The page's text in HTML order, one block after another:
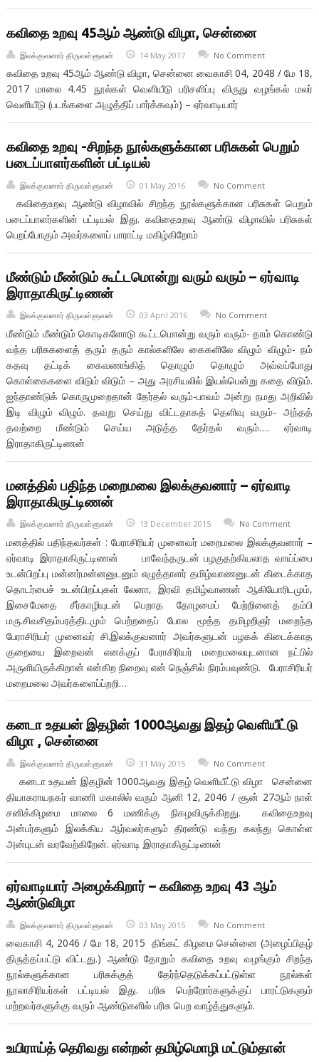
கவிதை உறவு 45ஆம் ஆண்டு விழா, சென்னை
இலக்குவனார் திருவள்ளுவன் 14 May 2017 No Comment
கவிதை உறவு 45ஆம் ஆண்டு விழா, சென்னை வைகாசி 04, 2048 / மே 18,
2017 மாலை 4.45 நூல்கள் வெளியீடு பரிசளிப்பு விருது வழங்கல் மலர்
வெளியீடு (படங்களை அழுத்திப் பார்க்கவும்) – ஏர்வாடியார்
கவிதை உறவு -சிறந்த நூல்களுக்கான பரிசுகள் பெறும்
படைப்பாளர்களின் பட்டியல்
இலக்குவனார் திருவள்ளுவன் 01 May 2016 No Comment
கவிதைஉறவு ஆண்டு விழாவில் சிறந்த நூல்களுக்கான பரிசுகள் பெறும்
படைப்பாளர்களின் பட்டியல் இது. கவிதைஉறவு ஆண்டு விழாவில் பரிசுகள்
பெறப்போகும் அவர்களைப் பாராட்டி மகிழ்கிறோம்
மீண்டும் மீண்டும் கூட்டமொன்று வரும் வரும் – ஏர்வாடி
இராதாகிருட்டிணன்
இலக்குவனார் திருவள்ளுவன் 03 April 2016 No Comment
மீண்டும் மீண்டும் கொடிகளோடு கூட்டமொன்று வரும் வரும்- தாம் கொண்டு
வந்த பரிசுகளைத் தரும் தரும் கால்களிலே கைகளிலே விழும் விழும்- நம்
கதவு தட்டிக் கைவணங்கித் தொழும் தொழும் அவ்வப்போது
கொள்கைகளை விடும் விடும் – அது அரசியலில் இயல்பென்று கதை விடும்.
ஐந்தாண்டுக் கொருமுறைதான் தேர்தல் வரும்-பாவம் அன்று நமது அறிவில்
இடி விழும் விழும். தவறு செய்து விட்டதாகத் தெளிவு வரும்- அந்தத்
தவற்றை மீண்டும் செய்ய அடுத்த தேர்தல் வரும்…. ஏர்வாடி
இராதாகிருட்டிணன்
மனத்தில் பதிந்த மறைமலை இலக்குவனார் – ஏர்வாடி
இராதாகிருட்டிணன்
இலக்குவனார் திருவள்ளுவன் 13 December 2015 No Comment
மனத்தில் பதிந்தவர்கள் : பேராசிரியர் முனைவர் மறைமலை இலக்குவனார் –
ஏர்வாடி இராதாகிருட்டிணன் பாவேந்தருடன் பழகுதற்கியலாத வாய்ப்பை
உடன்பிறப்பு மன்னர்மன்னனுடனும் எழுத்தாளர் தமிழ்வாணனுடன் கிடைக்காத
தொடர்பைச் உடன்பிறப்புகள் லேனா, இரவி தமிழ்வாணன் ஆகியோரிடமும்,
இசைமேதை சீர்காழியுடன் பெறாத தோழமைப் பேற்றினைத் தம்பி
மரு.சிவசிதம்பரத்திடமும் பெற்றதைப் போல மூத்த தமிழறிஞர் மறைந்த
பேராசிரியர் முனைவர் சி.இலக்குவனார் அவர்களுடன் பழகக் கிடைக்காத
குறையை இறைவன் எனக்குப் பேராசிரியர் மறைமலையுடனான நட்பில்
அருளியிருக்கிறான் என்கிற நிறைவு என் நெஞ்சில் நிரம்பவுண்டு. பேராசிரியர்
மறைமலை அவர்களைப்ப்றறி…
கனடா உதயன் இதழின் 1000ஆவது இதழ் வெளியீட்டு
விழா , சென்னை
இலக்குவனார் திருவள்ளுவன் 31 May 2015 No Comment
கனடா உதயன் இதழின் 1000ஆவது இதழ் வெளியீட்டு விழா சென்னை
தியாகராயநகர் வாணி மகாலில் வரும் ஆனி 12, 2046 / சூன் 27ஆம் நாள்
சனிக்கிழமை மாலை 6 மணிக்கு நிகழவிருக்கிறது. கவிதைஉறவு
அன்பர்களும் இலக்கிய ஆர்வலர்களும் திரண்டு வந்து கலந்து கொள்ள
அன்புடன் வரவேற்கிறேன். ஏர்வாடி இராதாகிருட்டிணன்
ஏர்வாடியார் அழைக்கிறார் – கவிதை உறவு 43 ஆம்
ஆண்டுவிழா
இலக்குவனார் திருவள்ளுவன் 03 May 2015 No Comment
வைகாசி 4, 2046 / மே 18, 2015 திங்கட் கிழமை சென்னை (அழைப்பிதழ்
திருத்தப்பட்டு விட்டது.) ஆண்டு தோறும் கவிதை உறவு வழங்கும் சிறந்த
நூல்களுக்கான பரிசுக்குத் தேர்ந்தெடுக்கப்பட்டுள்ள நூல்கள்
நூலாசிரியர்கள் பட்டியல் இது. பரிசு பெற்றோர்களுக்குப் பாரட்டுகளும்
மற்றவர்களுக்கு வரும் ஆண்டுகளில் பரிசு பெற வாழ்த்துகளும்.
உயிராய்த் தெரிவது என்றன் தமிழ்மொழி மட்டும்தான்